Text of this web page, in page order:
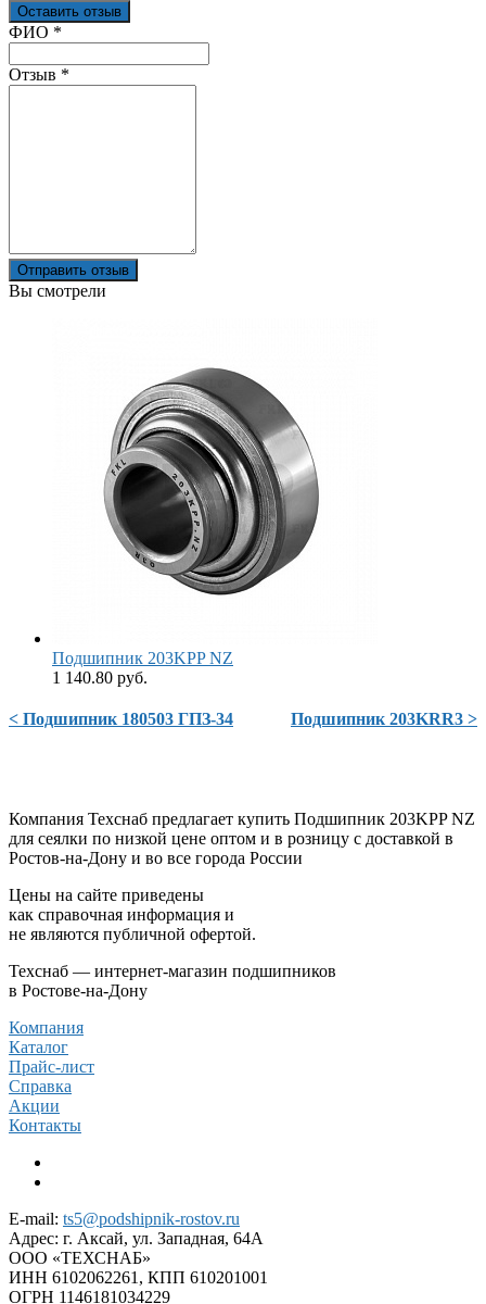
Оставить отзыв
Ваш отзыв был отправлен!
ФИО *
Отзыв *
Отправить отзыв
Вы смотрели
Подшипник 203KPP NZ
1 140.80 руб.
< Подшипник 180503 ГПЗ-34 Подшипник 203KRR3 >
Компания Техснаб предлагает купить Подшипник 203KPP NZ
для сеялки по низкой цене оптом и в розницу с доставкой в
Ростов-на-Дону и во все города России
Цены на сайте приведены
как справочная информация и
не являются публичной офертой.
Техснаб — интернет-магазин подшипников
в Ростове-на-Дону
Компания
Каталог
Прайс-лист
Справка
Акции
Контакты
E-mail: ts5@podshipnik-rostov.ru
Адрес: г. Аксай, ул. Западная, 64А
ООО «ТЕХСНАБ»
ИНН 6102062261, КПП 610201001
ОГРН 1146181034229